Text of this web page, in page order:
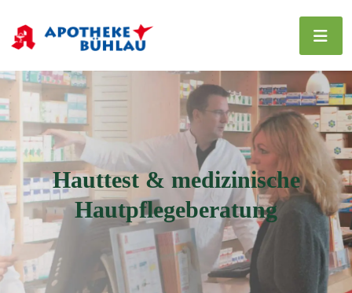
Hauttest & medizinische
Hautpflegeberatung